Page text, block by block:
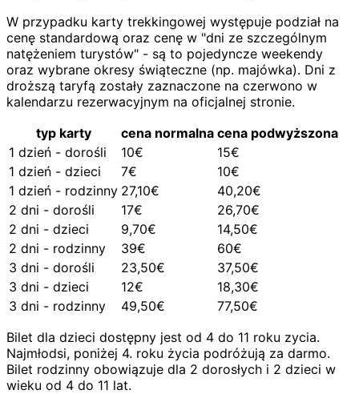
W przypadku karty trekkingowej występuje podział na
cenę standardową oraz cenę w "dni ze szczególnym
natężeniem turystów" - są to pojedyncze weekendy
oraz wybrane okresy świąteczne (np. majówka). Dni z
droższą taryfą zostały zaznaczone na czerwono w
kalendarzu rezerwacyjnym na oficjalnej stronie.
typ karty
cena normalna cena podwyższona
1 dzień - dorośli
10€
15€
1 dzień - dzieci
7€
10€
1 dzień - rodzinny 27,10€
40,20€
2 dni - dorośli
17€
26,70€
2 dni - dzieci
9,70€
14,50€
2 dni - rodzinny
39€
60€
3 dni - dorośli
23,50€
37,50€
3 dni - dzieci
12€
18,30€
3 dni - rodzinny
49,50€
77,50€
Bilet dla dzieci dostępny jest od 4 do 11 roku zycia.
Najmłodsi, poniżej 4. roku życia podróżują za darmo.
Bilet rodzinny obowiązuje dla 2 dorosłych i 2 dzieci w
wieku od 4 do 11 lat.